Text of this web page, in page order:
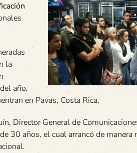
la
año,
en Pavas, Costa Rica.
Director General de
30 años, el cual arrancó de manera